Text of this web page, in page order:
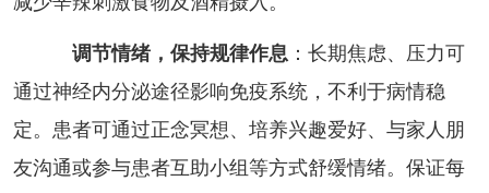
调节情绪，保持规律作息 ：长期焦虑、压力可
通过神经内分泌途径影响免疫系统，不利于病情稳
定。患者可通过正念冥想、培养兴趣爱好、与家人朋
友沟通或参与患者互助小组等方式舒缓情绪。保证每